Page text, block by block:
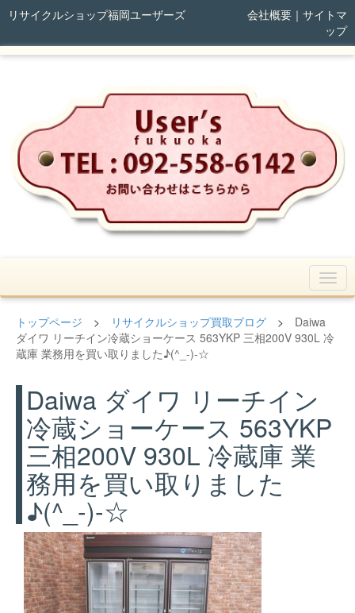
リサイクルショップ福岡ユーザーズ 会社概要｜ サイトマ
ップ
トップページ > リサイクルショップ買取ブログ > Daiwa
ダイワ リーチイン冷蔵ショーケース 563YKP 三相200V 930L 冷
蔵庫 業務用を買い取りました♪(^_-)-☆
Daiwa ダイワ リーチイン
冷蔵ショーケース 563YKP
三相200V 930L 冷蔵庫 業
務用を買い取りました
♪(^_-)-☆